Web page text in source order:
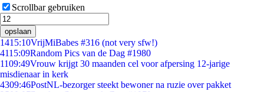
Scrollbar gebruiken
opslaan
1415:10VrijMiBabes #316 (not very sfw!)
4115:09Random Pics van de Dag #1980
1109:49Vrouw krijgt 30 maanden cel voor afpersing 12-jarige
misdienaar in kerk
4309:46PostNL-bezorger steekt bewoner na ruzie over pakket